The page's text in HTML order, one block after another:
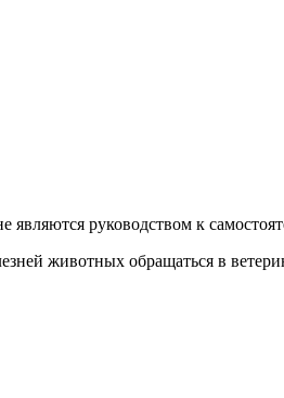
являются руководством к
животных обращаться в